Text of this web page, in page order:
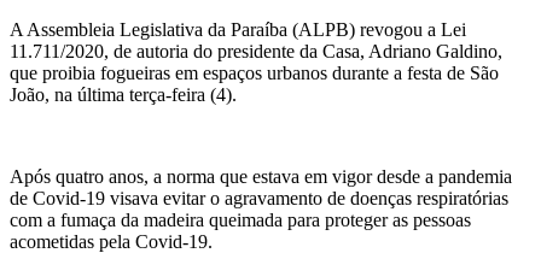
A Assembleia Legislativa da Paraíba (ALPB) revogou a Lei
11.711/2020, de autoria do presidente da Casa, Adriano Galdino,
que proibia fogueiras em espaços urbanos durante a festa de São
João, na última terça-feira (4).
Após quatro anos, a norma que estava em vigor desde a pandemia
de Covid-19 visava evitar o agravamento de doenças respiratórias
com a fumaça da madeira queimada para proteger as pessoas
acometidas pela Covid-19.